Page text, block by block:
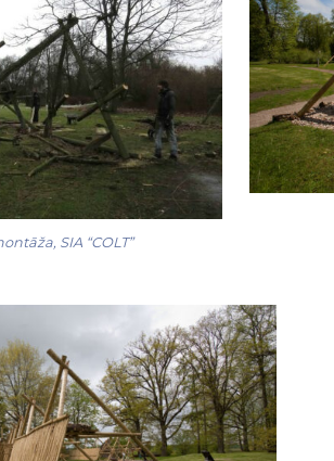
SIA “COLT”